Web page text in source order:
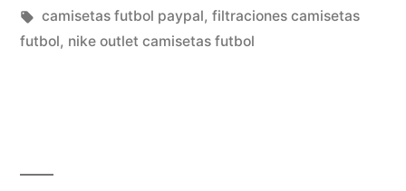
por
en
Etiquetas:
camisetas futbol paypal, filtraciones camisetas
futbol, nike outlet camisetas futbol